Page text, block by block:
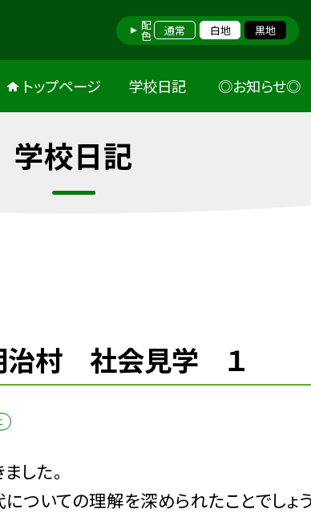
配色 通常 白地 黒地
トップページ 学校日記 ◎お知らせ◎
学校日記
治村 社会見学 １
した。
いての理解を深められたことでしょう